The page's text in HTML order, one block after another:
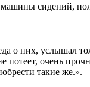
сидений,
о них, услышал
потеет, очень
такие же.».